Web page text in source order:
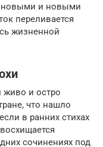
новыми и новыми
переливается
жизненной
живо и остро
что нашло
в ранних стихах
сочинениях под